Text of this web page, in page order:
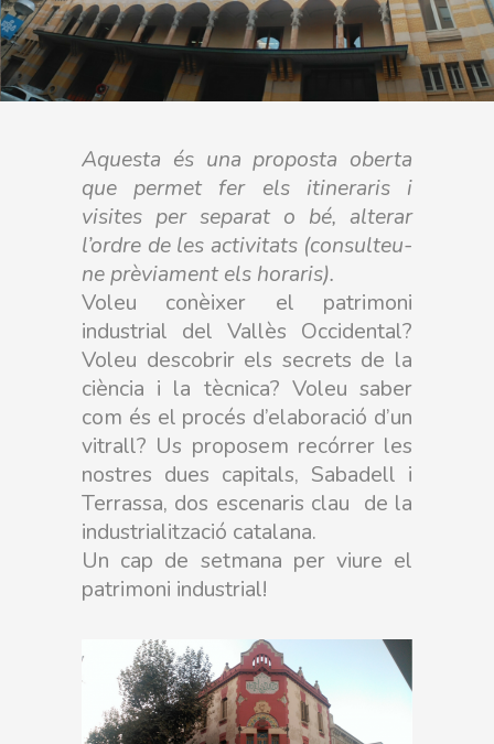
Aquesta és una proposta oberta
que permet fer els itineraris i
visites per separat o bé, alterar
l’ordre de les activitats (consulteu-
ne prèviament els horaris).
Voleu conèixer el patrimoni
industrial del Vallès Occidental?
Voleu descobrir els secrets de la
ciència i la tècnica? Voleu saber
com és el procés d’elaboració d’un
vitrall? Us proposem recórrer les
nostres dues capitals, Sabadell i
Terrassa, dos escenaris clau de la
industrialització catalana.
Un cap de setmana per viure el
patrimoni industrial!